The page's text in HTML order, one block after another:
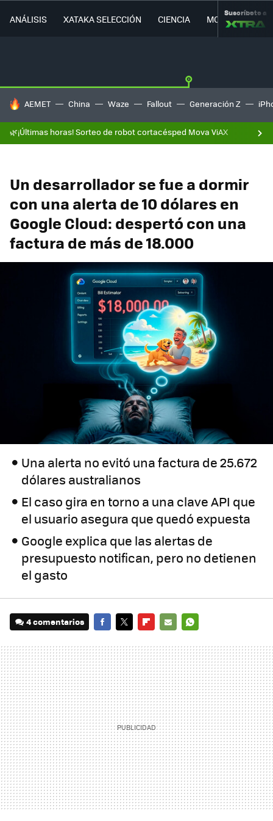
ANÁLISIS XATAKA SELECCIÓN CIENCIA MOVILIDAD
Suscríbete a
HOY SE HABLA DE
AEMET China Waze Fallout Generación Z
🌿¡Últimas horas! Sorteo de robot cortacésped Mova ViAX
Un desarrollador se fue a dormir
con una alerta de 10 dólares en
Google Cloud: despertó con una
factura de más de 18.000
Una alerta no evitó una factura de 25.672
dólares australianos
El caso gira en torno a una clave API que
el usuario asegura que quedó expuesta
Google explica que las alertas de
presupuesto notifican, pero no detienen
el gasto
4 comentarios
MAIL